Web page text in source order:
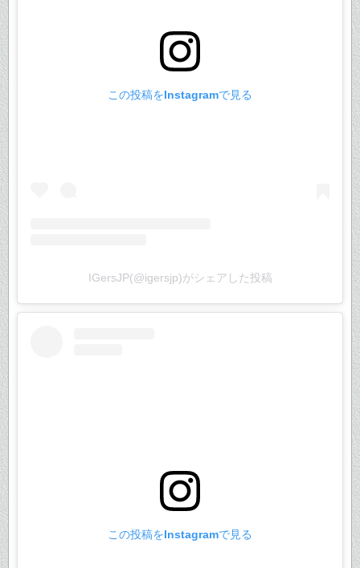
この投稿をInstagramで見る
IGersJP(@igersjp)がシェアした投稿
この投稿をInstagramで見る